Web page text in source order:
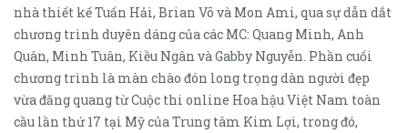
nhà thiết kế Tuấn Hải, Brian Võ và Mon Ami, qua sự dẫn dắt
chương trình duyên dáng của các MC: Quang Minh, Anh
Quân, Minh Tuân, Kiều Ngân và Gabby Nguyễn. Phần cuối
chương trình là màn chào đón long trọng dàn người đẹp
vừa đăng quang từ Cuộc thi online Hoa hậu Việt Nam toàn
cầu lần thứ 17 tại Mỹ của Trung tâm Kim Lợi, trong đó,